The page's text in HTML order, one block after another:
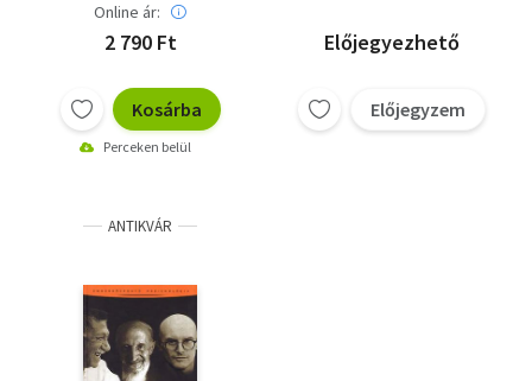
Online ár:
2 790 Ft
Kosárba
Perceken belül
Előjegyezhető
Előjegyzem
ANTIKVÁR